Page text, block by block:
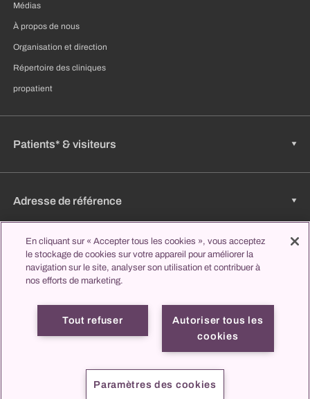
Médias
À propos de nous
Organisation et direction
Répertoire des cliniques
propatient
Patients* & visiteurs
Adresse de référence
Emplois & carrière
Apprendre et étudier
légales
données
En cliquant sur « Accepter tous les cookies », vous acceptez
le stockage de cookies sur votre appareil pour améliorer la
navigation sur le site, analyser son utilisation et contribuer à
nos efforts de marketing.
Autoriser tous les
cookies
Tout refuser
Paramètres des cookies